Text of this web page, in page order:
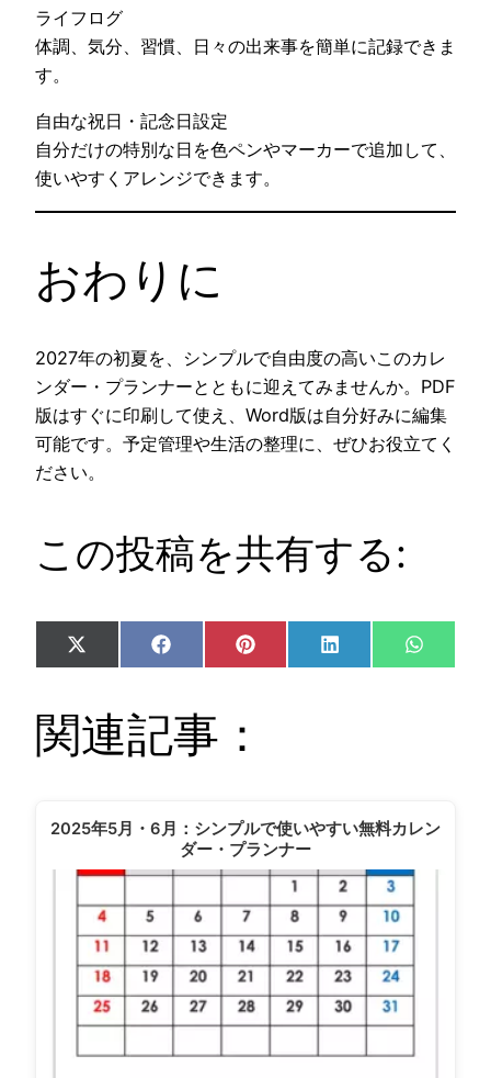
ライフログ
体調、気分、習慣、日々の出来事を簡単に記録できま
す。
自由な祝日・記念日設定
自分だけの特別な日を色ペンやマーカーで追加して、
使いやすくアレンジできます。
おわりに
2027年の初夏を、シンプルで自由度の高いこのカレ
ンダー・プランナーとともに迎えてみませんか。PDF
版はすぐに印刷して使え、Word版は自分好みに編集
可能です。予定管理や生活の整理に、ぜひお役立てく
ださい。
この投稿を共有する:
Share
on
X
(Twitter)
Share
on
FacebookShare
on
Pinterest Share
on
LinkedIn Share
on
関連記事：
2025年5月・6月：シンプルで使いやすい無料カレン
ダー・プランナー